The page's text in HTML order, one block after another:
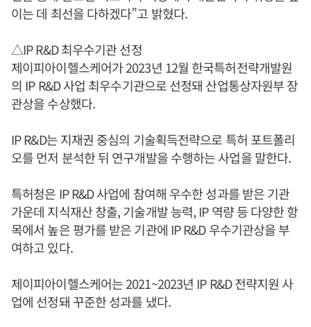
이는 데 최선을 다하겠다”고 밝혔다.
△IP R&D 최우수기관 선정
제이피아이헬스케어가 2023년 12월 한국특허전략개발원
의 IP R&D 사업 최우수기관으로 선정돼 산업통상자원부 장
관상을 수상했다.
IP R&D는 지재권 중심의 기술획득전략으로 특허 포트폴리
오를 먼저 분석한 뒤 연구개발을 수행하는 사업을 말한다.
특허청은 IP R&D 사업에 참여해 우수한 성과를 받은 기관
가운데 지식재산 창출, 기술개발 능력, IP 역량 등 다양한 항
목에서 높은 평가를 받은 기관에 IP R&D 우수기관상을 부
여하고 있다.
제이피아이헬스케어는 2021~2023년 IP R&D 전략지원 사
업에 선정돼 꾸준한 성과를 냈다.